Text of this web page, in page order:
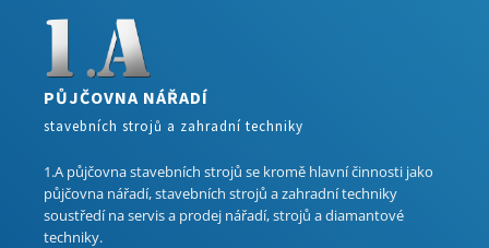
PŮJČOVNA NÁŘADÍ
stavebních strojů a zahradní techniky
1.A půjčovna stavebních strojů se kromě hlavní činnosti jako
půjčovna nářadí, stavebních strojů a zahradní techniky
soustředí na servis a prodej nářadí, strojů a diamantové
techniky.